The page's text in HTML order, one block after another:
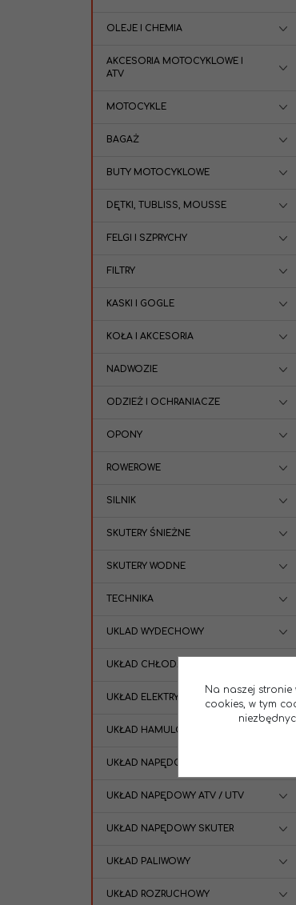
Commander 800/1000 '15-20
'15-24 Renegade 570/650/850/
Marka pojazdu
zabezpieczający sprzęgła
OLEJE I CHEMIA
AKCESORIA MOTOCYKLOWE I
ATV
MOTOCYKLE
BAGAŻ
BUTY MOTOCYKLOWE
DĘTKI, TUBLISS, MOUSSE
FELGI I SZPRYCHY
FILTRY
KASKI I GOGLE
KOŁA I AKCESORIA
NADWOZIE
ODZIEŻ I OCHRANIACZE
OPONY
ROWEROWE
SILNIK
SKUTERY ŚNIEŻNE
SKUTERY WODNE
TECHNIKA
UKLAD WYDECHOWY
UKŁAD CHŁODZENIA
UKŁAD ELEKTRYCZNY
UKŁAD HAMULCOWY
UKŁAD NAPĘDOWY
UKŁAD NAPĘDOWY ATV / UTV
UKŁAD NAPĘDOWY SKUTER
UKŁAD PALIWOWY
UKŁAD ROZRUCHOWY
Na naszej stronie
cookies, w tym